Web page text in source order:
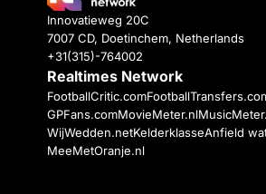
Innovatieweg 20C
7007 CD, Doetinchem, Netherlands
+31(315)-764002
Realtimes Network
FootballCritic.com
GPFans.comMovieMeter.nl
WijWedden.netKelderklasseAnfield
MeeMetOranje.nl